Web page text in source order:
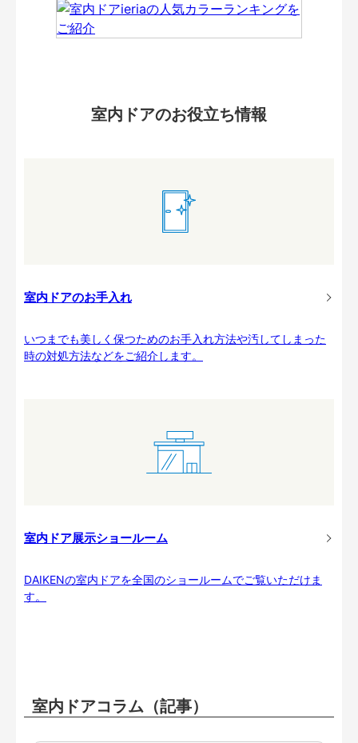
室内ドアのお役立ち情報
室内ドアのお手入れ
いつまでも美しく保つためのお手入れ方法や汚してしまった
時の対処方法などをご紹介します。
室内ドア展示ショールーム
DAIKENの室内ドアを全国のショールームでご覧いただけま
す。
室内ドアコラム（記事）